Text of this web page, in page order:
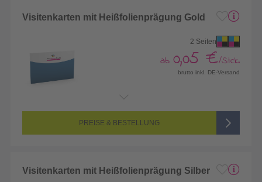
Visitenkarten mit Heißfolienprägung Gold
2 Seiten
ab 0,05 €/Stck.
brutto inkl. DE-Versand
Seitenanzahl: 2-seitig (Vorderseite und Rückseite bedruckt)
4/4-farbig CMYK (vollfarbig bedruckt)
PREISE & BESTELLUNG
Visitenkarten mit Heißfolienprägung Silber